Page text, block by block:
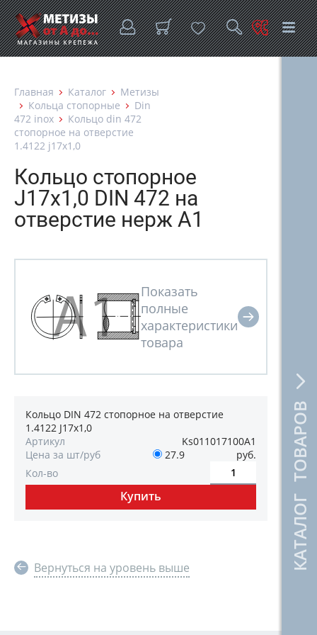
КАТАЛОГ ТОВАРОВ
Главная Каталог
Метизы
Кольца стопорные
Din
472 inox
Кольцо din 472
стопорное на отверстие
1.4122 j17х1,0
Кольцо стопорное
J17х1,0 DIN 472 на
отверстие нерж А1
Кольцо DIN 472 стопорное на отверстие
1.4122 J17х1,0
Артикул
Ks011017100А1
Цена за шт/руб
27.9
руб.
Кол-во
Вернуться на уровень выше